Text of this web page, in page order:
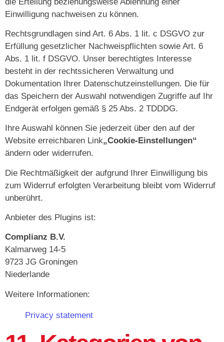
Einwilligung nachweisen zu können.
Rechtsgrundlagen sind Art. 6 Abs. 1 lit. c DSGVO zur
Erfüllung gesetzlicher Nachweispflichten sowie Art. 6
Abs. 1 lit. f DSGVO. Unser berechtigtes Interesse
besteht in der rechtssicheren Verwaltung und
Dokumentation Ihrer Datenschutzeinstellungen. Die für
das Speichern der Auswahl notwendigen Zugriffe auf Ihr
Endgerät erfolgen gemäß § 25 Abs. 2 TDDDG.
Ihre Auswahl können Sie jederzeit über den auf der
Website erreichbaren Link„Cookie-Einstellungen“
ändern oder widerrufen.
Die Rechtmäßigkeit der aufgrund Ihrer Einwilligung bis
zum Widerruf erfolgten Verarbeitung bleibt vom Widerruf
unberührt.
Anbieter des Plugins ist:
Complianz B.V.
Kalmarweg 14-5
9723 JG Groningen
Niederlande
Weitere Informationen:
Privacy statement